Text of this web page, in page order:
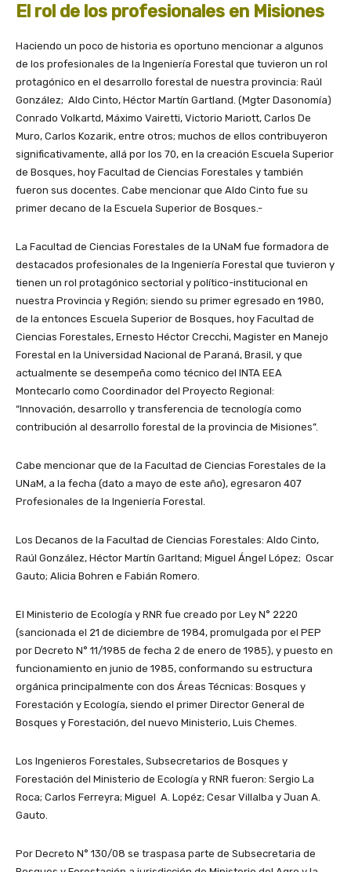
El rol de los profesionales en Misiones
Haciendo un poco de historia es oportuno mencionar a algunos
de los profesionales de la Ingeniería Forestal que tuvieron un rol
protagónico en el desarrollo forestal de nuestra provincia: Raúl
González; Aldo Cinto, Héctor Martín Gartland. (Mgter Dasonomía)
Conrado Volkartd, Máximo Vairetti, Victorio Mariott, Carlos De
Muro, Carlos Kozarik, entre otros; muchos de ellos contribuyeron
significativamente, allá por los 70, en la creación Escuela Superior
de Bosques, hoy Facultad de Ciencias Forestales y también
fueron sus docentes. Cabe mencionar que Aldo Cinto fue su
primer decano de la Escuela Superior de Bosques.-
La Facultad de Ciencias Forestales de la UNaM fue formadora de
destacados profesionales de la Ingeniería Forestal que tuvieron y
tienen un rol protagónico sectorial y político-institucional en
nuestra Provincia y Región; siendo su primer egresado en 1980,
de la entonces Escuela Superior de Bosques, hoy Facultad de
Ciencias Forestales, Ernesto Héctor Crecchi, Magister en Manejo
Forestal en la Universidad Nacional de Paraná, Brasil, y que
actualmente se desempeña como técnico del INTA EEA
Montecarlo como Coordinador del Proyecto Regional:
“Innovación, desarrollo y transferencia de tecnología como
contribución al desarrollo forestal de la provincia de Misiones”.
Cabe mencionar que de la Facultad de Ciencias Forestales de la
UNaM, a la fecha (dato a mayo de este año), egresaron 407
Profesionales de la Ingeniería Forestal.
Los Decanos de la Facultad de Ciencias Forestales: Aldo Cinto,
Raúl González, Héctor Martín Garltand; Miguel Ángel López; Oscar
Gauto; Alicia Bohren e Fabián Romero.
El Ministerio de Ecología y RNR fue creado por Ley N° 2220
(sancionada el 21 de diciembre de 1984, promulgada por el PEP
por Decreto N° 11/1985 de fecha 2 de enero de 1985), y puesto en
funcionamiento en junio de 1985, conformando su estructura
orgánica principalmente con dos Áreas Técnicas: Bosques y
Forestación y Ecología, siendo el primer Director General de
Bosques y Forestación, del nuevo Ministerio, Luis Chemes.
Los Ingenieros Forestales, Subsecretarios de Bosques y
Forestación del Ministerio de Ecología y RNR fueron: Sergio La
Roca; Carlos Ferreyra; Miguel A. Lopéz; Cesar Villalba y Juan A.
Gauto.
Por Decreto N° 130/08 se traspasa parte de Subsecretaria de